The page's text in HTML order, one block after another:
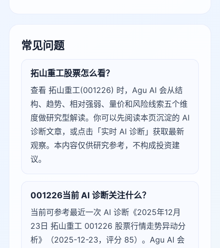
常见问题
拓山重工股票怎么看？
查看 拓山重工(001226) 时，Agu AI 会从结
构、趋势、相对强弱、量价和风险线索五个维
度做研究型解读。你可以先阅读本页沉淀的 AI
诊断文章，或点击「实时 AI 诊断」获取最新
观察。本内容仅供研究参考，不构成投资建
议。
001226当前 AI 诊断关注什么？
当前可参考最近一次 AI 诊断《2025年12月
23日 拓山重工 001226 股票行情走势异动分
析》（2025-12-23，评分 85）。Agu AI 会